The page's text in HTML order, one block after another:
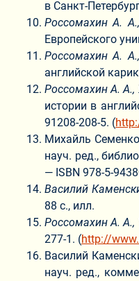
в Санкт-
Россомахин А. А.,
Европейского
Россомахин А. А.,
английской
Россомахин А. А.,
истории в
91208-208-5. (
Михайль
науч. ред.,
— ISBN 978-5-
Василий
88 с., илл.
Россомахин А. А.,
277-1. (http://
Василий
науч. ред.,